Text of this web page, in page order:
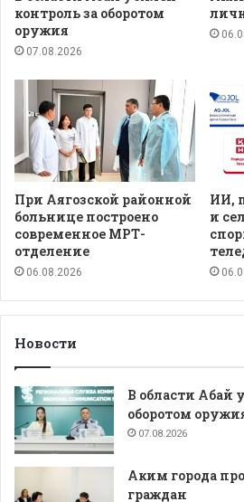
контроль за оборотом
оружия
07.08.2026
При Аягозской районной
больнице построено
современное МРТ-
отделение
06.08.2026
ИИ,
и
Новости
В области Абай
оборотом
07.08.2026
Аким города
граждан